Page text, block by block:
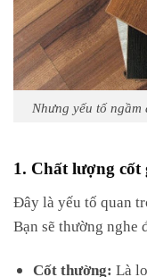
Nhưng yếu tố
1. Chất lượng cốt
Đây là yếu tố quan
Bạn sẽ thường nghe
Cốt thường: Là